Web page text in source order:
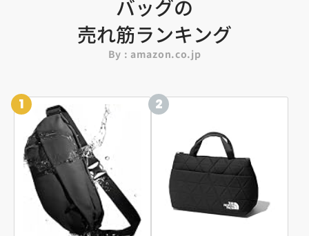
バッグの
売れ筋ランキング
By : amazon.co.jp
1 2